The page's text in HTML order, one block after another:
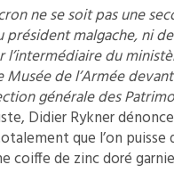
ne se soit pas une
malgache, ni
du
de l’Armée
générale des
Didier Rykner
que l’on
coiffe de zinc doré